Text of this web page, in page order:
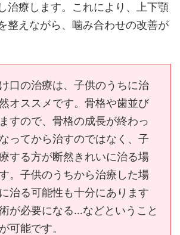
治療します。これにより、上下顎
整えながら、噛み合わせの改善が
口の治療は、子供のうちに治
オススメです。骨格や歯並び
すので、骨格の成長が終わっ
ってから治すのではなく、子
する方が断然きれいに治る場
。子供のうちから治療した場
治る可能性も十分にあります
が必要になる…などということ
可能です。